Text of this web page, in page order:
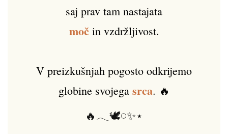
saj prav tam nastajata
močin vzdržljivost.
V preizkušnjah pogosto odkrijemo
globine svojega srca. 🔥
🔥𓂃🕊️𓏸✨⋆